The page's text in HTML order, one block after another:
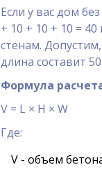
Если у вас дом
+ 10 + 10 + 10 =
стенам.
длина составит
Формула
V = L × H × W
Где:
V - объем